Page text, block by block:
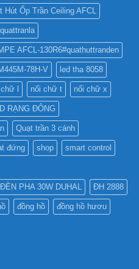
Hút Ốp Trần Ceiling AFCL
AFCL-130R6#quathuttranden
78H-V led tha 8058
l nối chữ t nối chữ x
RẠNG ĐÔNG
Quạt trần 3 cánh
đứng shop smart control
PHA 30W DUHAL ĐH 2888
đồng hồ đồng hồ hươu